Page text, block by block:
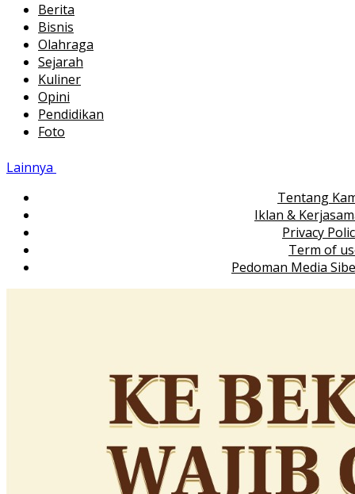
Berita
Bisnis
Olahraga
Sejarah
Kuliner
Opini
Pendidikan
Foto
Lainnya
Tentang
Iklan &
Privacy
Term of
Pedoman Media